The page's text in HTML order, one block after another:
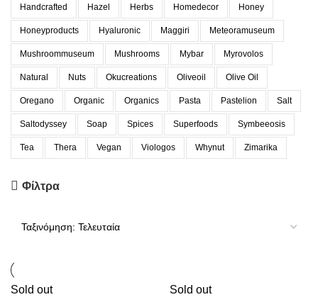
Handcrafted Hazel Herbs Homedecor Honey
Honeyproducts Hyaluronic Maggiri Meteoramuseum
Mushroommuseum Mushrooms Mybar Myrovolos
Natural Nuts Okucreations Oliveoil Olive Oil
Oregano Organic Organics Pasta Pastelion Salt
Saltodyssey Soap Spices Superfoods Symbeeosis
Tea Thera Vegan Viologos Whynut Zimarika
Φίλτρα
Sold out Sold out